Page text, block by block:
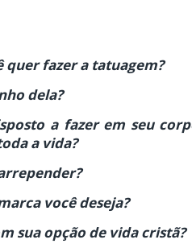
quer fazer a tatuagem?
dela?
a fazer em seu
a vida?
você deseja?
sua opção de vida cristã?